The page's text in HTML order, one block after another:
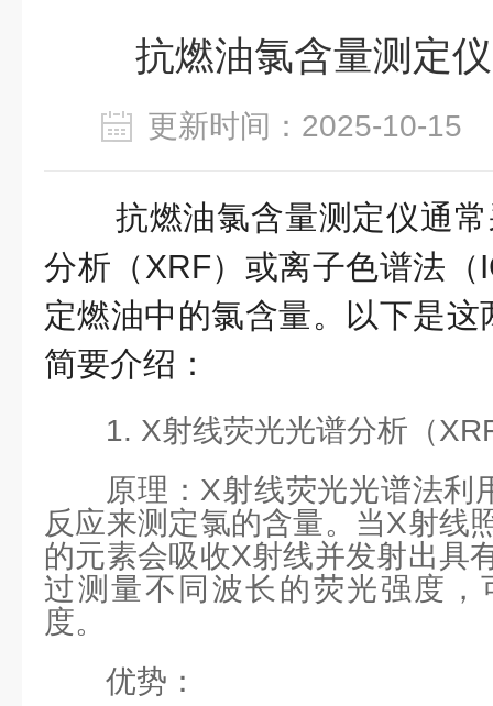
抗燃油氯含量测定
更新时间：2025-10-
抗燃油氯含量测定仪通
分析（XRF）或离子色谱法
定燃油中的氯含量。以下是
简要介绍：
1. X射线荧光光谱分析（
原理：X射线荧光光谱法利
反应来测定氯的含量。当X射线
的元素会吸收X射线并发射出具
过测量不同波长的荧光强度，
度。
优势：